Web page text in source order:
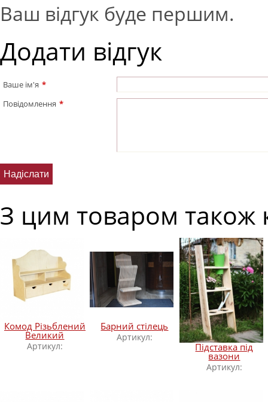
Ваш відгук буде першим.
Додати відгук
Ваше ім'я *
Повідомлення *
З цим товаром також
Комод Різьблений
Великий
Артикул:
Барний стілець
Артикул:
Підставка під
вазони
Артикул: